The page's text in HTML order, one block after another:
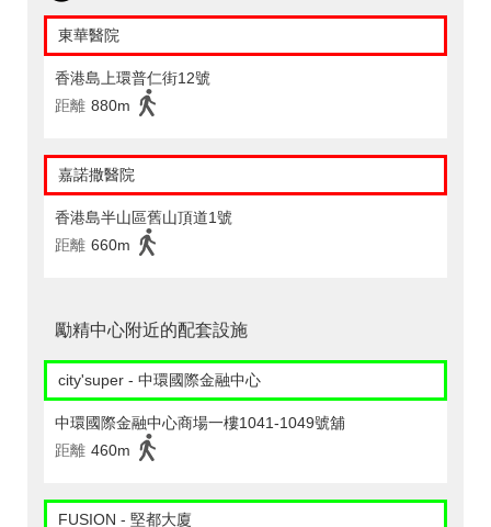
東華醫院
香港島上環普仁街12號
距離 880m
嘉諾撒醫院
香港島半山區舊山頂道1號
距離 660m
勵精中心附近的配套設施
city'super - 中環國際金融中心
中環國際金融中心商場一樓1041-1049號舖
距離 460m
FUSION - 堅都大廈